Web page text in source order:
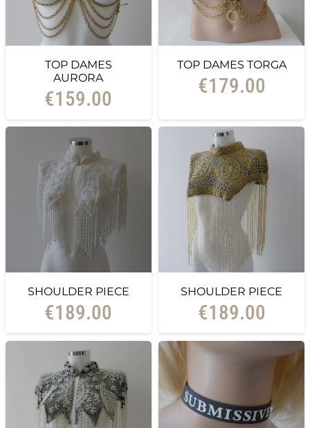
TOP DAMES
AURORA
€159.00
TOP DAMES TORGA
€179.00
SHOULDER PIECE
€189.00
SHOULDER PIECE
€189.00